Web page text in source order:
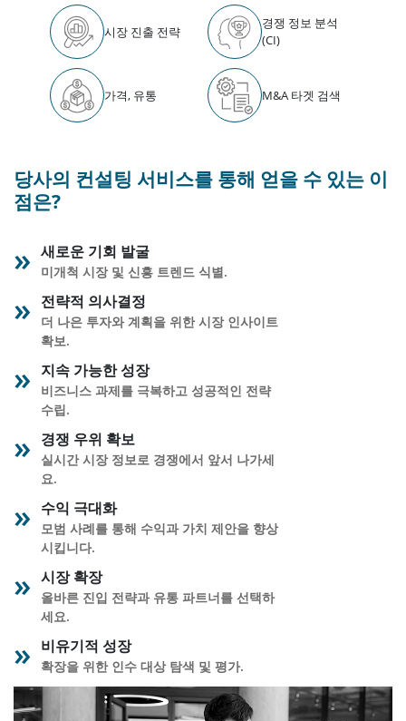
시장 진출 전략
경쟁 정보 분석
(CI)
가격, 유통 M&A 타겟 검색
당사의 컨설팅 서비스를 통해 얻을 수 있는 이
점은?
새로운 기회 발굴
미개척 시장 및 신흥 트렌드 식별.
전략적 의사결정
더 나은 투자와 계획을 위한 시장 인사이트
확보.
지속 가능한 성장
비즈니스 과제를 극복하고 성공적인 전략
수립.
경쟁 우위 확보
실시간 시장 정보로 경쟁에서 앞서 나가세
요.
수익 극대화
모범 사례를 통해 수익과 가치 제안을 향상
시킵니다.
시장 확장
올바른 진입 전략과 유통 파트너를 선택하
세요.
비유기적 성장
확장을 위한 인수 대상 탐색 및 평가.